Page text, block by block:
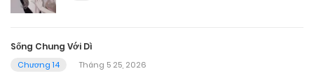
Sống Chung Với Dì
Chương 14 Tháng 5 25, 2026